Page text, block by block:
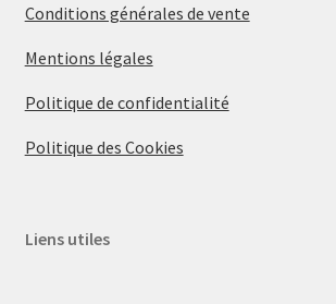
Conditions générales de vente
Mentions légales
Politique de confidentialité
Politique des Cookies
Liens utiles